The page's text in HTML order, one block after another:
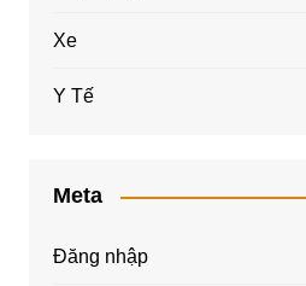
Xe
Y Tế
Meta
Đăng nhập